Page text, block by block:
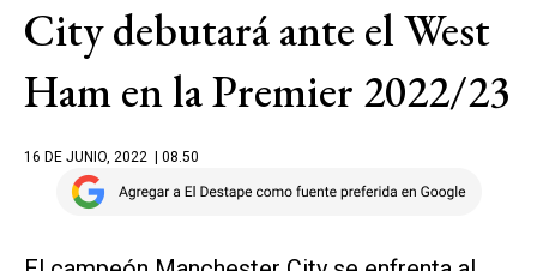
City debutará ante el West
Ham en la Premier 2022/23
16 DE JUNIO, 2022 | 08.50